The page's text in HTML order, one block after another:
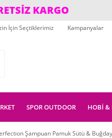
KARGO
İçin Seçtiklerimiz Kampanyalar
SPOR OUTDOOR HOBİ &
Şampuan Pamuk Sütü &